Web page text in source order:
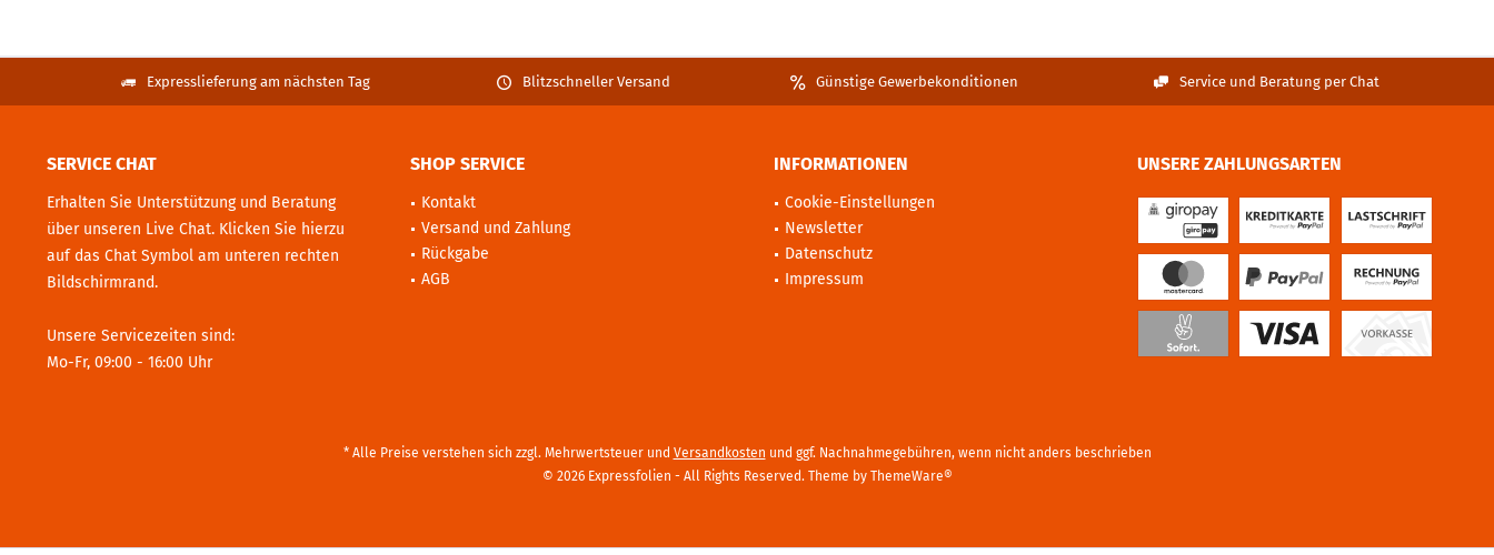
Expresslieferung am nächsten Tag Blitzschneller Versand Günstige Gewerbekonditionen Service und Beratung per Chat
SERVICE CHAT
Erhalten Sie Unterstützung und Beratung
über unseren Live Chat. Klicken Sie hierzu
auf das Chat Symbol am unteren rechten
Bildschirmrand.
Unsere Servicezeiten sind:
Mo-Fr, 09:00 - 16:00 Uhr
SHOP SERVICE
Kontakt
Versand und Zahlung
Rückgabe
AGB
INFORMATIONEN
Cookie-Einstellungen
Newsletter
Datenschutz
Impressum
UNSERE ZAHLUNGSARTEN
* Alle Preise verstehen sich zzgl. Mehrwertsteuer und Versandkosten und ggf. Nachnahmegebühren, wenn nicht anders beschrieben
© 2026 Expressfolien - All Rights Reserved. Theme by ThemeWare®